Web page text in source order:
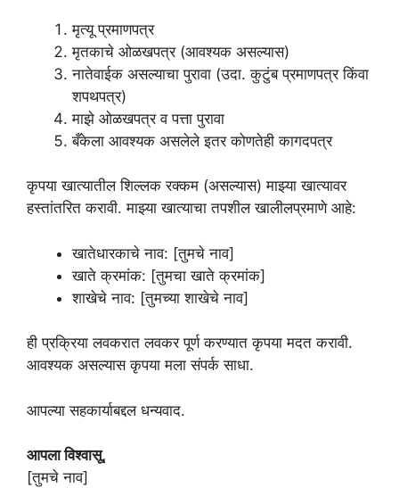
मृत्यू प्रमाणपत्र
मृतकाचे ओळखपत्र (आवश्यक असल्यास)
नातेवाईक असल्याचा पुरावा (उदा. कुटुंब प्रमाणपत्र किंवा
शपथपत्र)
माझे ओळखपत्र व पत्ता पुरावा
बँकेला आवश्यक असलेले इतर कोणतेही कागदपत्र
कृपया खात्यातील शिल्लक रक्कम (असल्यास) माझ्या खात्यावर
हस्तांतरित करावी. माझ्या खात्याचा तपशील खालीलप्रमाणे आहे:
खातेधारकाचे नाव: [तुमचे नाव]
खाते क्रमांक: [तुमचा खाते क्रमांक]
शाखेचे नाव: [तुमच्या शाखेचे नाव]
ही प्रक्रिया लवकरात लवकर पूर्ण करण्यात कृपया मदत करावी.
आवश्यक असल्यास कृपया मला संपर्क साधा.
आपल्या सहकार्याबद्दल धन्यवाद.
आपला विश्वासू,
[तुमचे नाव]